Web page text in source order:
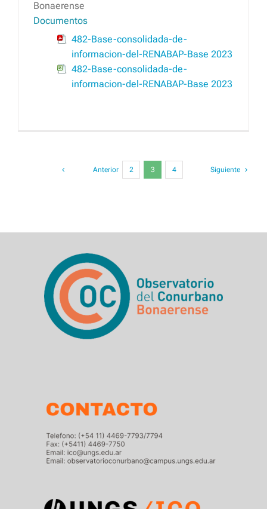
Bonaerense
Documentos
482-Base-consolidada-de-
informacion-del-RENABAP-Base 2023
482-Base-consolidada-de-
informacion-del-RENABAP-Base 2023
Anterior 2 3 4 Siguiente